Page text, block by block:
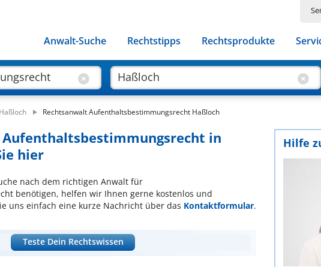
Anwalt-Suche Rechtstipps Rechtsprodukte
Rechtsanwalt Aufenthaltsbestimmungsrecht Haßloch
in
hier
nach dem richtigen Anwalt für
benötigen, helfen wir Ihnen gerne kostenlos und
uns einfach eine kurze Nachricht über das Kontaktformular.
Teste Dein Rechtswissen
Hilfe